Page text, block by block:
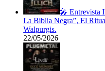
🎤 Entrevista
La Biblia Negra”, El
Walpurgis.
22/05/2026